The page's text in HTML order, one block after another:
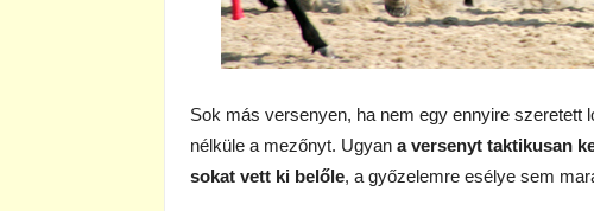
Sok más versenyen, ha nem egy ennyire szeretett
nélküle a mezőnyt. Ugyan a versenyt taktikusan
sokat vett ki belőle, a győzelemre esélye sem